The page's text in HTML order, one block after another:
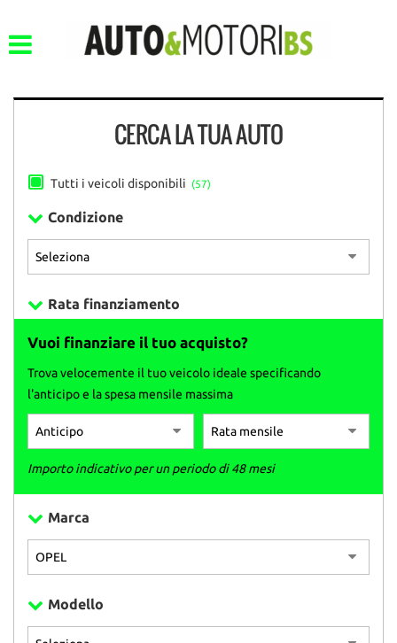
CERCA LA TUA AUTO
Tutti i veicoli disponibili (57)
Condizione
Rata finanziamento
Vuoi finanziare il tuo acquisto?
Trova velocemente il tuo veicolo ideale specificando
l'anticipo e la spesa mensile massima
Importo indicativo per un periodo di 48 mesi
Marca
Modello